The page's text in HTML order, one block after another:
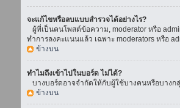
จะแก้ไขหรือลบแบบสำรวจได้อย่างไร?
ผู้ที่เป็นคนโพสต์ข้อความ, moderator หรือ
ทำการลงคะแนนแล้ว เฉพาะ moderators หรือ
ข้างบน
ทำไมถึงเข้าไปในบอร์ด ไม่ได้?
บางบอร์ดอาจจำกัดให้กับผู้ใช้บางคนหรือบางก
ข้างบน